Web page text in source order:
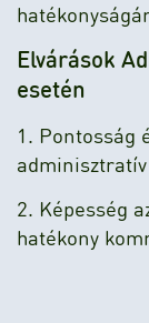
Elvárások
esetén
1. Pontosság
2. Képesség
hatékony